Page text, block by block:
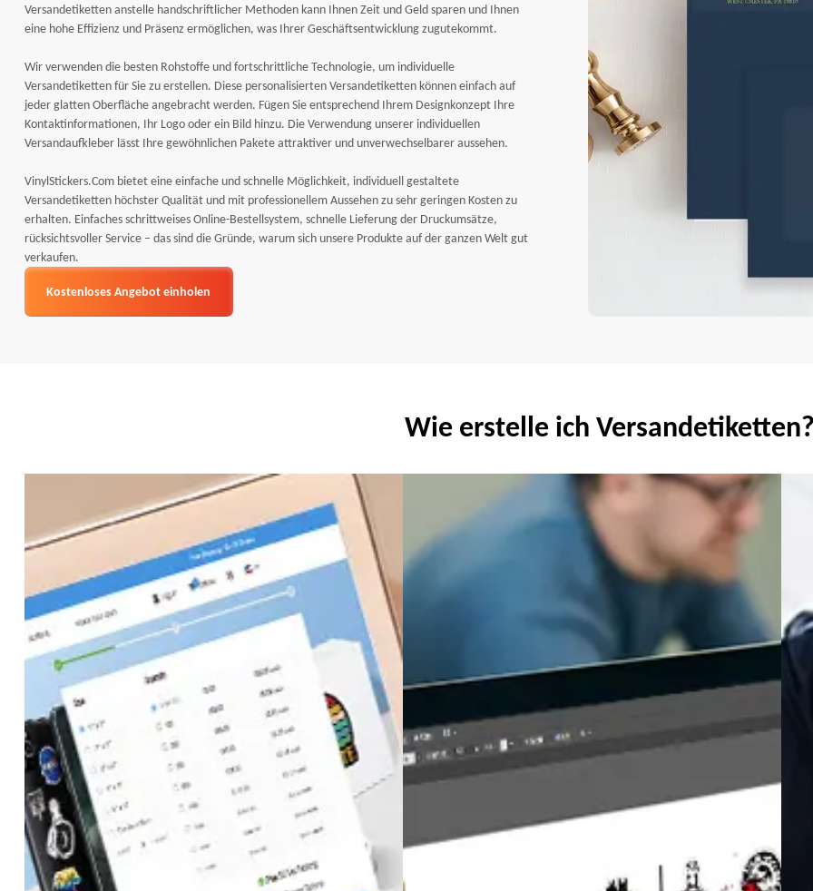
Versandetiketten anstelle handschriftlicher Methoden kann Ihnen Zeit und Geld sparen und Ihnen
eine hohe Effizienz und Präsenz ermöglichen, was Ihrer Geschäftsentwicklung zugutekommt.
Wir verwenden die besten Rohstoffe und fortschrittliche Technologie, um individuelle
Versandetiketten für Sie zu erstellen. Diese personalisierten Versandetiketten können einfach auf
jeder glatten Oberfläche angebracht werden. Fügen Sie entsprechend Ihrem Designkonzept Ihre
Kontaktinformationen, Ihr Logo oder ein Bild hinzu. Die Verwendung unserer individuellen
Versandaufkleber lässt Ihre gewöhnlichen Pakete attraktiver und unverwechselbarer aussehen.
VinylStickers.Com bietet eine einfache und schnelle Möglichkeit, individuell gestaltete
Versandetiketten höchster Qualität und mit professionellem Aussehen zu sehr geringen Kosten zu
erhalten. Einfaches schrittweises Online-Bestellsystem, schnelle Lieferung der Druckumsätze,
rücksichtsvoller Service – das sind die Gründe, warum sich unsere Produkte auf der ganzen Welt gut
verkaufen.
Kostenloses Angebot einholen
Wie erstelle ich